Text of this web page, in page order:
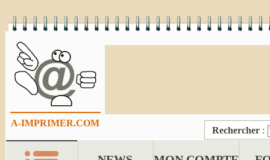
A-IMPRIMER.COM
Rechercher :